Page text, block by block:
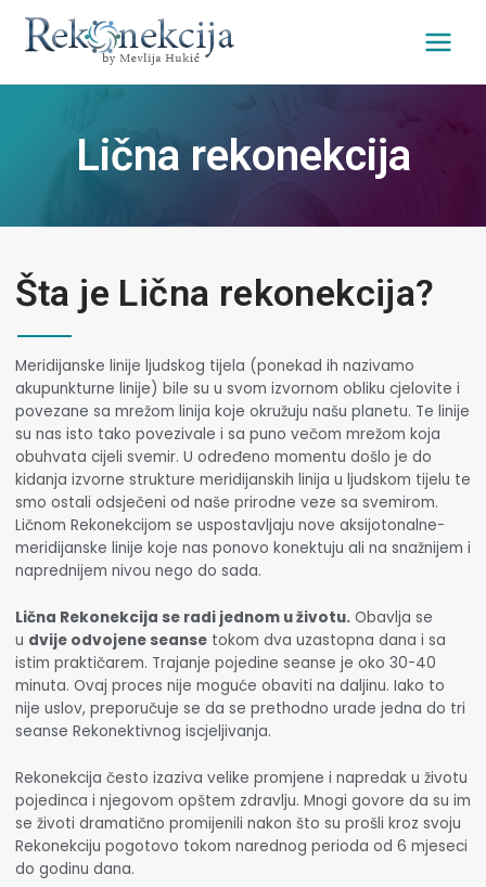
Lična rekonekcija
Šta je Lična rekonekcija?
Meridijanske linije ljudskog tijela (ponekad ih nazivamo
akupunkturne linije) bile su u svom izvornom obliku cjelovite i
povezane sa mrežom linija koje okružuju našu planetu. Te linije
su nas isto tako povezivale i sa puno večom mrežom koja
obuhvata cijeli svemir. U određeno momentu došlo je do
kidanja izvorne strukture meridijanskih linija u ljudskom tijelu te
smo ostali odsječeni od naše prirodne veze sa svemirom.
Ličnom Rekonekcijom se uspostavljaju nove aksijotonalne-
meridijanske linije koje nas ponovo konektuju ali na snažnijem i
naprednijem nivou nego do sada.
Lična Rekonekcija se radi jednom u životu.Obavlja se
u dvije odvojene seansetokom dva uzastopna dana i sa
istim praktičarem. Trajanje pojedine seanse je oko 30-40
minuta. Ovaj proces nije moguće obaviti na daljinu. Iako to
nije uslov, preporučuje se da se prethodno urade jedna do tri
seanse Rekonektivnog iscjeljivanja.
Rekonekcija često izaziva velike promjene i napredak u životu
pojedinca i njegovom opštem zdravlju. Mnogi govore da su im
se životi dramatično promijenili nakon što su prošli kroz svoju
Rekonekciju pogotovo tokom narednog perioda od 6 mjeseci
do godinu dana.